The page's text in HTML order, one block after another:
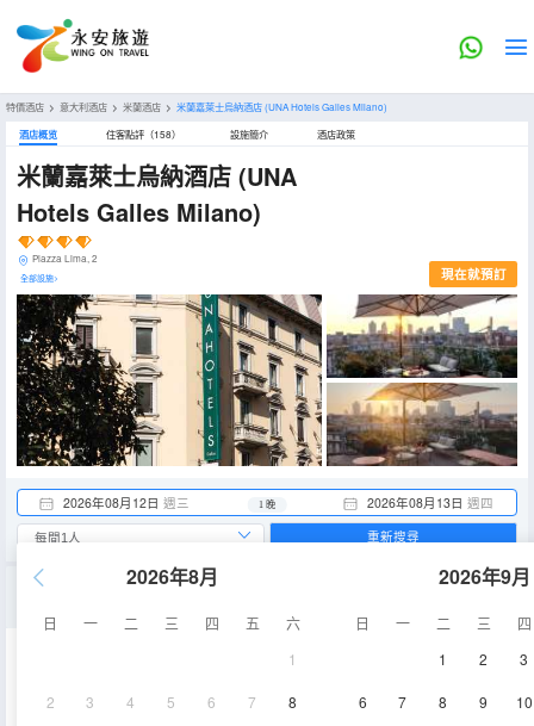
特價酒店 > 意大利酒店 > 米蘭酒店 > 米蘭嘉萊士烏納酒店(UNA Hotels Galles Milano)
酒店概览 住客點評（158） 設施簡介 酒店政策
米蘭嘉萊士烏納酒店 (UNA
Hotels Galles Milano)
Piazza Lima, 2
全部設施> 現在就預訂
2026年08月12日 週三 2026年08月13日 週四
1 晚
2026年8月
日 一 二 三 四 五
六
1
2 3 4 5 6 7 8
2026年9月
日 一 二 三
四
1
2 3
6 7 8 9 10
重新搜尋
淋浴